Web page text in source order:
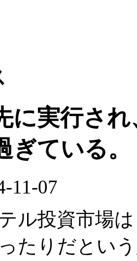
に実行さ
ぎている。
11-07
ル投資市場
たりだとい